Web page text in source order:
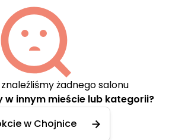
żadnego salonu
w innym mieście lub kategorii?
w Chojnice